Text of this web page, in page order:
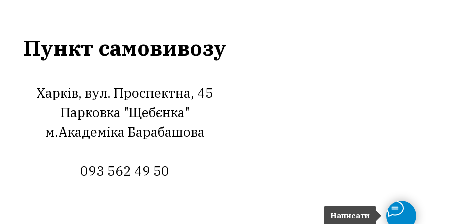
Написати
Пункт самовивозу
Харків, вул. Проспектна, 45
Парковка "Щебєнка"
м.Академіка Барабашова
093 562 49 50